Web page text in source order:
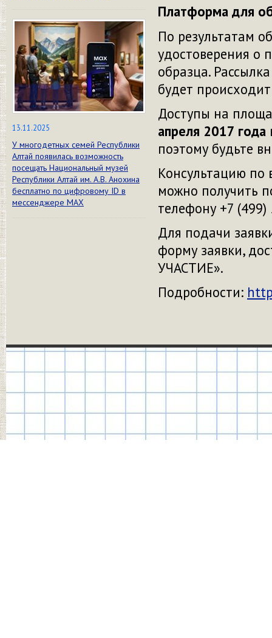
13.11.2025
У многодетных семей Республики
Алтай появилась возможность
посещать Национальный музей
Республики Алтай им. А.В. Анохина
бесплатно по цифровому ID в
мессенджере МАХ
Платформа для
По результатам
удостоверения о
образца.
будет
Доступы на
апреля 2017 года
поэтому будьте
Консультацию по
можно получить
телефону +7
Для подачи
форму заявки,
УЧАСТИЕ».
Подробности: